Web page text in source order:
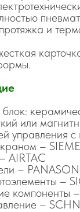
и
или
управления с
–
AIRTAC
–
–
компоненты
–